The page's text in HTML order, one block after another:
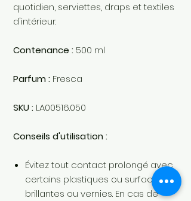
quotidien, serviettes, draps et textiles
d'intérieur.
Contenance : 500 ml
Parfum : Fresca
SKU : LA00516.050
Conseils d'utilisation :
Évitez tout contact prolongé avec
certains plastiques ou surfaces
brillantes ou vernies. En cas de